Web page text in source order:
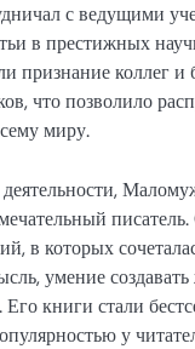
с ведущими
в престижных
признание коллег
что позволило
миру.
в которых
умение
книги стали
у